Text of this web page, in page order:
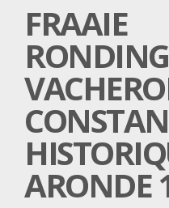
FRAAIE
ARONDE